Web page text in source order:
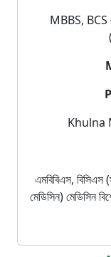
MBBS,
Khulna
এমবিবিএস, বিসিএস
মেডিসিন) মেডিসিন